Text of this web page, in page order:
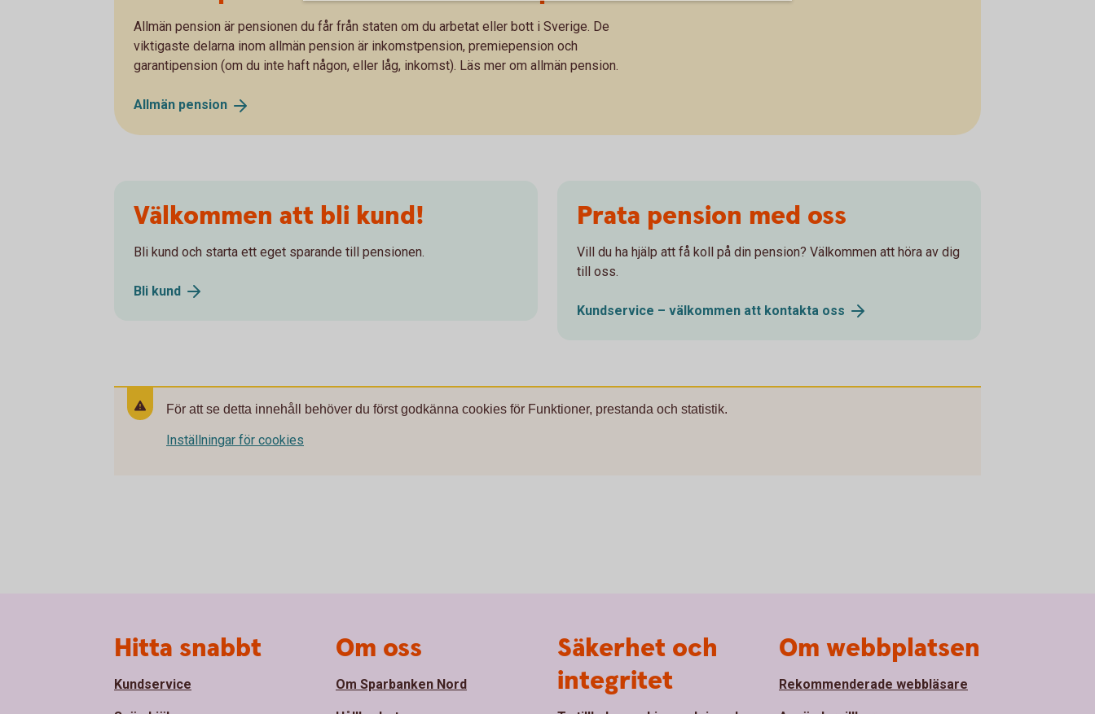
Allmän pension är pensionen du får från staten om du arbetat eller bott i Sverige. De
viktigaste delarna inom allmän pension är inkomstpension, premiepension och
garantipension (om du inte haft någon, eller låg, inkomst). Läs mer om allmän pension.
Allmän pension
Välkommen att bli kund!
Bli kund och starta ett eget sparande till pensionen.
Bli kund
Prata pension med oss
Vill du ha hjälp att få koll på din pension? Välkommen att höra av dig
till oss.
Kundservice – välkommen att kontakta oss
För att se detta innehåll behöver du först godkänna cookies för Funktioner, prestanda och statistik.
Inställningar för cookies
Hitta snabbt
Kundservice
Om oss
Om Sparbanken Nord
Säkerhet och
integritet
Om webbplatsen
Rekommenderade webbläsare